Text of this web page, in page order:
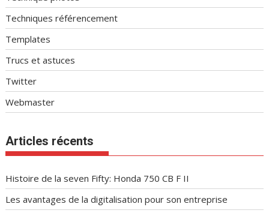
Techniques référencement
Templates
Trucs et astuces
Twitter
Webmaster
Articles récents
Histoire de la seven Fifty: Honda 750 CB F II
Les avantages de la digitalisation pour son entreprise